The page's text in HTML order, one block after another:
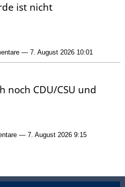
ist nicht
— 7. August 2026 10:01
noch CDU/CSU und
— 7. August 2026 9:15